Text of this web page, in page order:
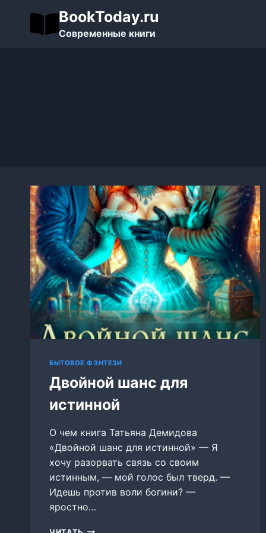
содержимому
BookToday.ru
Современные книги
БЫТОВОЕ ФЭНТЕЗИ
Двойной шанс для
истинной
О чем книга Татьяна Демидова
«Двойной шанс для истинной» — Я
хочу разорвать связь со своим
истинным, — мой голос был тверд. —
Идешь против воли богини? —
яростно…
ДВОЙНОЙ